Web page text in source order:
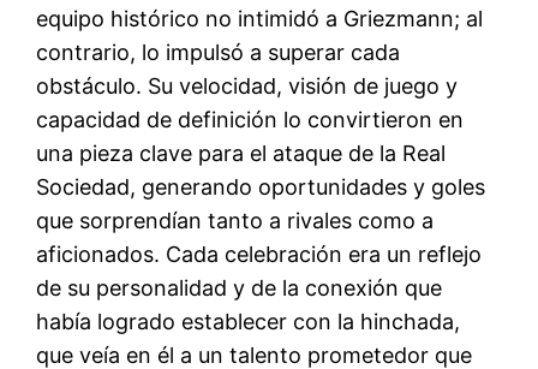
equipo histórico no intimidó a Griezmann; al
contrario, lo impulsó a superar cada
obstáculo. Su velocidad, visión de juego y
capacidad de definición lo convirtieron en
una pieza clave para el ataque de la Real
Sociedad, generando oportunidades y goles
que sorprendían tanto a rivales como a
aficionados. Cada celebración era un reflejo
de su personalidad y de la conexión que
había logrado establecer con la hinchada,
que veía en él a un talento prometedor que